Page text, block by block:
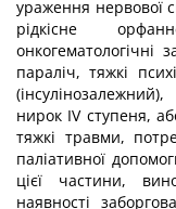
ураження нервової
рідкісне
параліч, тяжкі
нирок IV ступеня,
тяжкі травми,
паліативної
цієї частини,
наявності